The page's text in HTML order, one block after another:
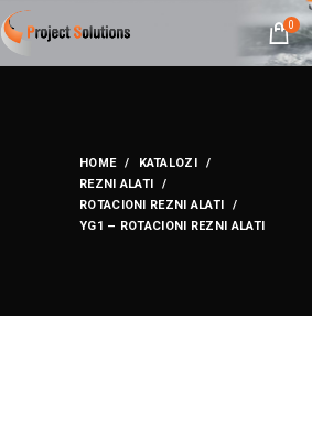
0
HOME
KATALOZI
REZNI ALATI
ROTACIONI REZNI ALATI
YG1 – ROTACIONI REZNI ALATI